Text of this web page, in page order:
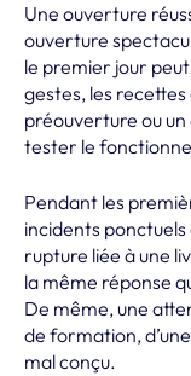
Une ouverture
ouverture
le premier jour
gestes, les recettes
préouverture ou
tester le
Pendant les
incidents
rupture liée à une
la même réponse
De même, une
de formation,
mal conçu.